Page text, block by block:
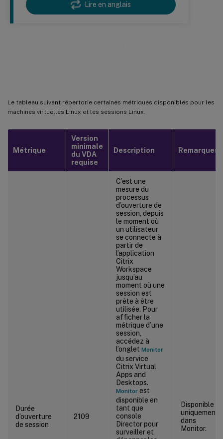
Lire en anglais
Le tableau suivant répertorie certaines métriques disponibles pour les
machines virtuelles Linux et les sessions Linux.
Métrique
Version
minimale
du VDA
requise
Description Remarques
Durée
d’ouverture
de session
2109
C’est une
mesure du
processus
d’ouverture de
session, depuis
le moment où
un utilisateur
se connecte à
partir de
l’application
Citrix
Workspace
jusqu’au
moment où une
session est
prête à être
utilisée. Pour
afficher la
métrique d’une
session,
accédez à
l’onglet Monitor
du service
Citrix Virtual
Apps and
Desktops.
Monitor est
disponible en
tant que
console
Director pour
surveiller et
Disponible
uniquement
dans
Monitor.